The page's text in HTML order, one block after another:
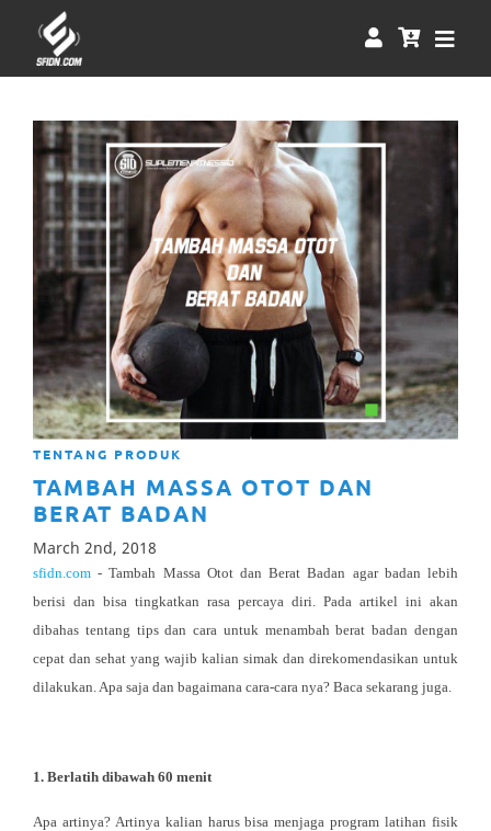
TENTANG PRODUK
TAMBAH MASSA OTOT DAN
BERAT BADAN
March 2nd, 2018
sfidn.com - Tambah Massa Otot dan Berat Badan agar badan lebih
berisi dan bisa tingkatkan rasa percaya diri. Pada artikel ini akan
dibahas tentang tips dan cara untuk menambah berat badan dengan
cepat dan sehat yang wajib kalian simak dan direkomendasikan untuk
dilakukan. Apa saja dan bagaimana cara-cara nya? Baca sekarang juga.
1. Berlatih dibawah 60 menit
Apa artinya? Artinya kalian harus bisa menjaga program latihan fisik